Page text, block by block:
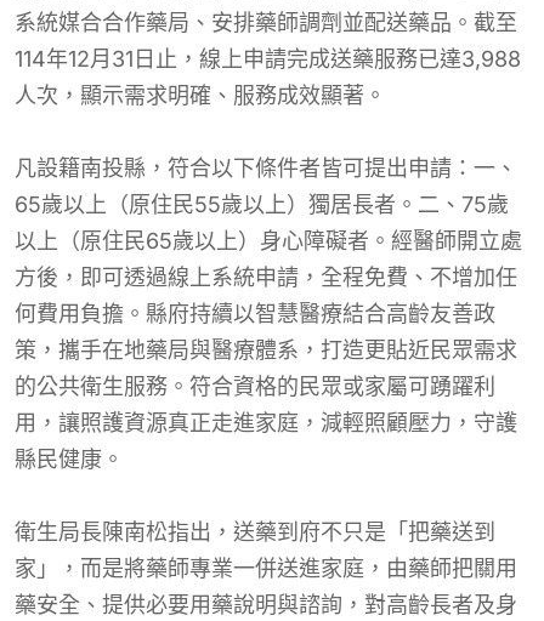
系統媒合合作藥局、安排藥師調劑並配送藥品。截至
114年12月31日止，線上申請完成送藥服務已達3,988
人次，顯示需求明確、服務成效顯著。
凡設籍南投縣，符合以下條件者皆可提出申請：一、
65歲以上（原住民55歲以上）獨居長者。二、75歲
以上（原住民65歲以上）身心障礙者。經醫師開立處
方後，即可透過線上系統申請，全程免費、不增加任
何費用負擔。縣府持續以智慧醫療結合高齡友善政
策，攜手在地藥局與醫療體系，打造更貼近民眾需求
的公共衛生服務。符合資格的民眾或家屬可踴躍利
用，讓照護資源真正走進家庭，減輕照顧壓力，守護
縣民健康。
衛生局長陳南松指出，送藥到府不只是「把藥送到
家」，而是將藥師專業一併送進家庭，由藥師把關用
藥安全、提供必要用藥說明與諮詢，對高齡長者及身